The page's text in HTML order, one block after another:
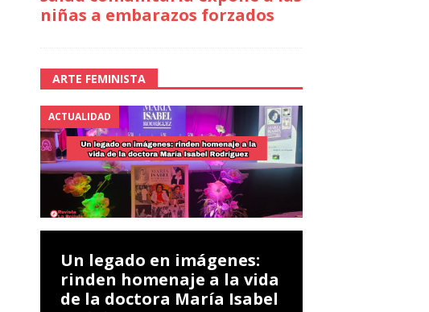
niñas a embarazos forzados
ARTE FEMINISTA
ACTUALIDAD
Un legado en imágenes:
rinden homenaje a la vida
de la doctora María Isabel